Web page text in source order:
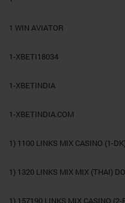
1 WIN AVIATOR
1-XBETI18034
1-XBETINDIA
1-XBETINDIA.COM
1) 1100 LINKS MIX CASINO (1-
1) 1320 LINKS MIX MIX (THAI)
1) 157190 LINKS MIX CASINO (2-